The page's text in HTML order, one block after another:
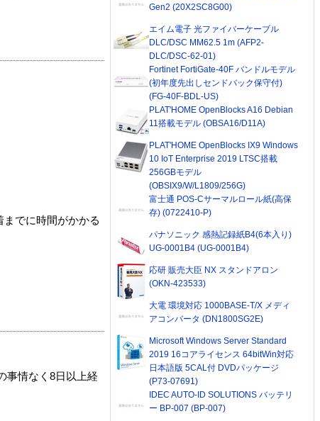
でに時間がかかる
事情なく8日以上経
Gen2 (20X2SC8G00)
エイム電子 光ファイバーケーブル
DLC/DSC MM62.5 1m (AFP2-
DLC/DSC-62-01)
Fortinet FortiGate-40F バンドルモデル
(初年度先出しセンドバック保守付)
(FG-40F-BDL-US)
PLAT'HOME OpenBlocks A16 Debian
11搭載モデル (OBSA16/D11A)
PLAT'HOME OpenBlocks IX9 Windows
10 IoT Enterprise 2019 LTSC搭載
256GBモデル
(OBSIX9/W/L1809/256G)
富士通 POS-Cサーマルロール紙(高保
存) (0722410-P)
パナソニック 感熱記録紙B4(6本入り)
UG-0001B4 (UG-0001B4)
応研 販売大臣 NX スタンドアロン
(OKN-423533)
大電 環境対応 1000BASE-T/X メディ
アコンバータ (DN1800SG2E)
Microsoft Windows Server Standard
2019 16コアライセンス 64bitWin対応
日本語版 5CAL付 DVDパッケージ
(P73-07691)
IDEC AUTO-ID SOLUTIONS バッテリ
ー BP-007 (BP-007)